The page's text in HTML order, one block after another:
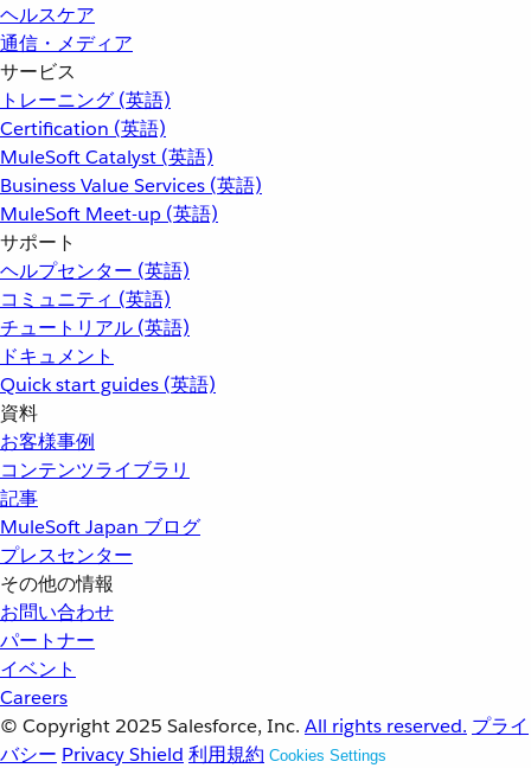
ヘルスケア
通信・メディア
サービス
トレーニング (英語)
Certification (英語)
MuleSoft Catalyst (英語)
Business Value Services (英語)
MuleSoft Meet-up (英語)
サポート
ヘルプセンター (英語)
コミュニティ (英語)
チュートリアル (英語)
ドキュメント
Quick start guides (英語)
資料
お客様事例
コンテンツライブラリ
記事
MuleSoft Japan ブログ
プレスセンター
その他の情報
お問い合わせ
パートナー
イベント
Careers
© Copyright 2025 Salesforce, Inc. All rights reserved. プライ
バシー Privacy Shield 利用規約 Cookies Settings